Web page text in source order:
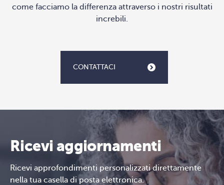
come facciamo la differenza attraverso i nostri risultati
increbili.
CONTATTACI
Ricevi aggiornamenti
Ricevi approfondimenti personalizzati direttamente
nella tua casella di posta elettronica.